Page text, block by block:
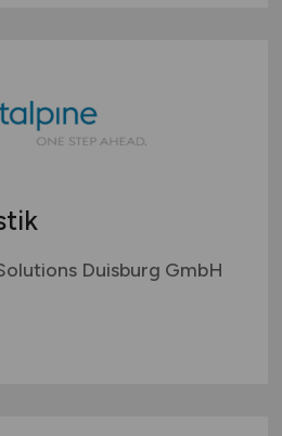
Duisburg GmbH